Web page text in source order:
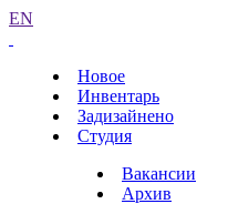
EN
Новое
Инвентарь
Задизайнено
Студия
Вакансии
Архив